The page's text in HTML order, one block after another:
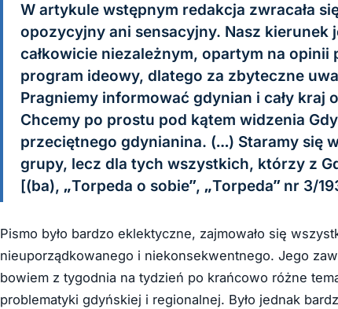
W artykule wstępnym redakcja zwracała
opozycyjny ani sensacyjny. Nasz
całkowicie niezależnym, opartym na opinii
program ideowy, dlatego za zbyteczne
Pragniemy informować gdynian i cały
Chcemy po prostu pod kątem widzenia
przeciętnego gdynianina. (…) Staramy się
grupy, lecz dla tych wszystkich, którzy z
[(ba), „Torpeda o sobie”, „Torpeda” nr 3/
Pismo było bardzo eklektyczne, zajmowało się
nieuporządkowanego i niekonsekwentnego. Jego
bowiem z tygodnia na tydzień po krańcowo różne
problematyki gdyńskiej i regionalnej. Było jednak